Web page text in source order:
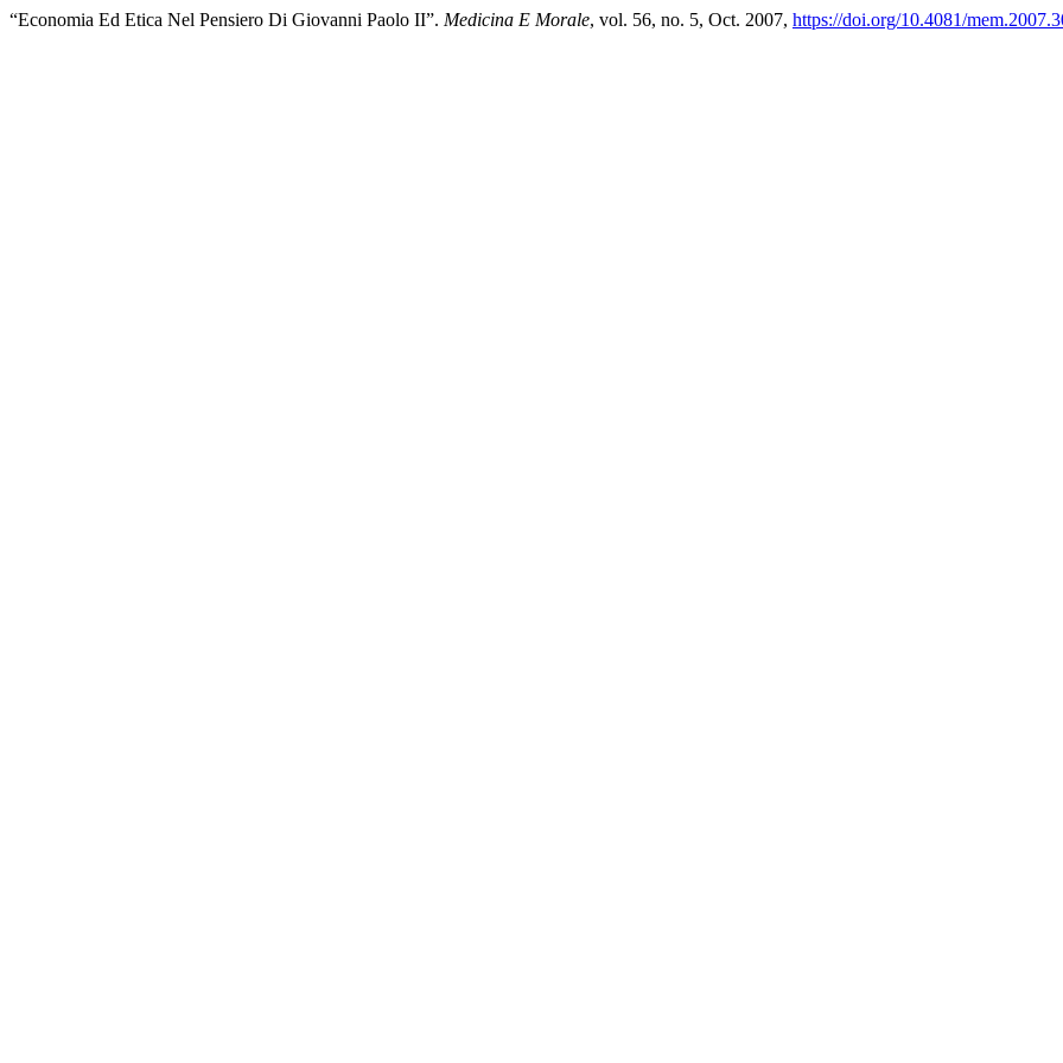
“Economia Ed Etica Nel Pensiero Di Giovanni Paolo II”. Medicina E Morale, vol. 56, no. 5, Oct. 2007, https://doi.org/10.4081/